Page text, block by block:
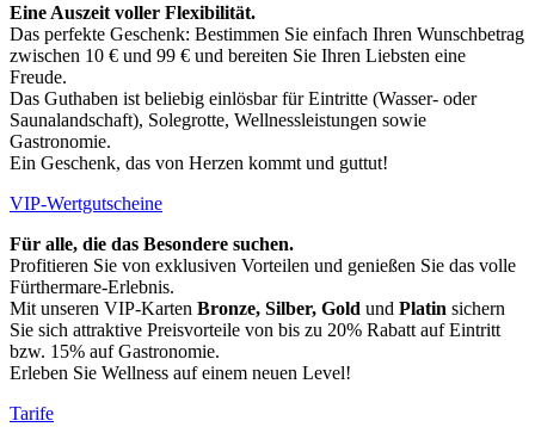
Eine Auszeit voller Flexibilität.
Das perfekte Geschenk: Bestimmen Sie einfach Ihren Wunschbetrag
zwischen 10 € und 99 € und bereiten Sie Ihren Liebsten eine
Freude.
Das Guthaben ist beliebig einlösbar für Eintritte (Wasser- oder
Saunalandschaft), Solegrotte, Wellnessleistungen sowie
Gastronomie.
Ein Geschenk, das von Herzen kommt und guttut!
VIP-Wertgutscheine
Für alle, die das Besondere suchen.
Profitieren Sie von exklusiven Vorteilen und genießen Sie das volle
Fürthermare-Erlebnis.
Mit unseren VIP-Karten Bronze, Silber, Gold und Platin sichern
Sie sich attraktive Preisvorteile von bis zu 20% Rabatt auf Eintritt
bzw. 15% auf Gastronomie.
Erleben Sie Wellness auf einem neuen Level!
Tarife